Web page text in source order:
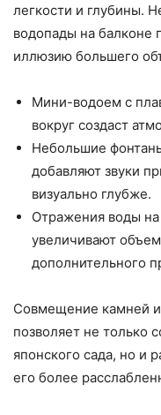
легкости и глубины.
водопады на балконе
иллюзию большего
Мини-водоем с
вокруг создаст
Небольшие
добавляют звуки
визуально глубже.
Отражения воды
увеличивают
дополнительного
Совмещение камней
позволяет не только
японского сада, но и
его более